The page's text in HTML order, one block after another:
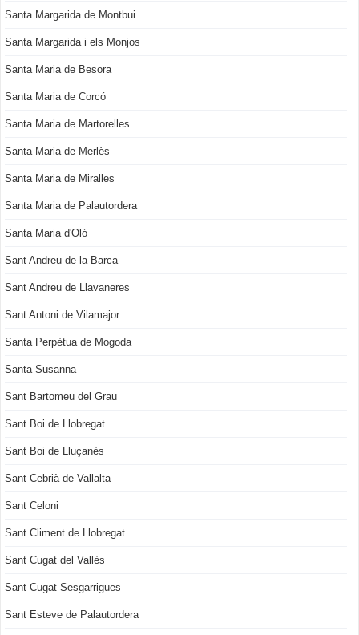
Santa Margarida de Montbui
Santa Margarida i els Monjos
Santa Maria de Besora
Santa Maria de Corcó
Santa Maria de Martorelles
Santa Maria de Merlès
Santa Maria de Miralles
Santa Maria de Palautordera
Santa Maria d'Oló
Sant Andreu de la Barca
Sant Andreu de Llavaneres
Sant Antoni de Vilamajor
Santa Perpètua de Mogoda
Santa Susanna
Sant Bartomeu del Grau
Sant Boi de Llobregat
Sant Boi de Lluçanès
Sant Cebrià de Vallalta
Sant Celoni
Sant Climent de Llobregat
Sant Cugat del Vallès
Sant Cugat Sesgarrigues
Sant Esteve de Palautordera